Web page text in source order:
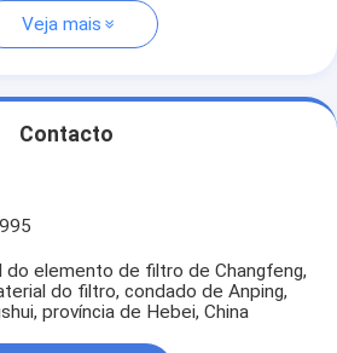
Veja mais
Contacto
do elemento de filtro de Changfeng,
do filtro, condado de Anping,
província de Hebei, China